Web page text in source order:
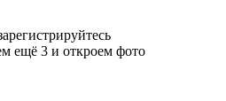
ещё 3 и откроем фото